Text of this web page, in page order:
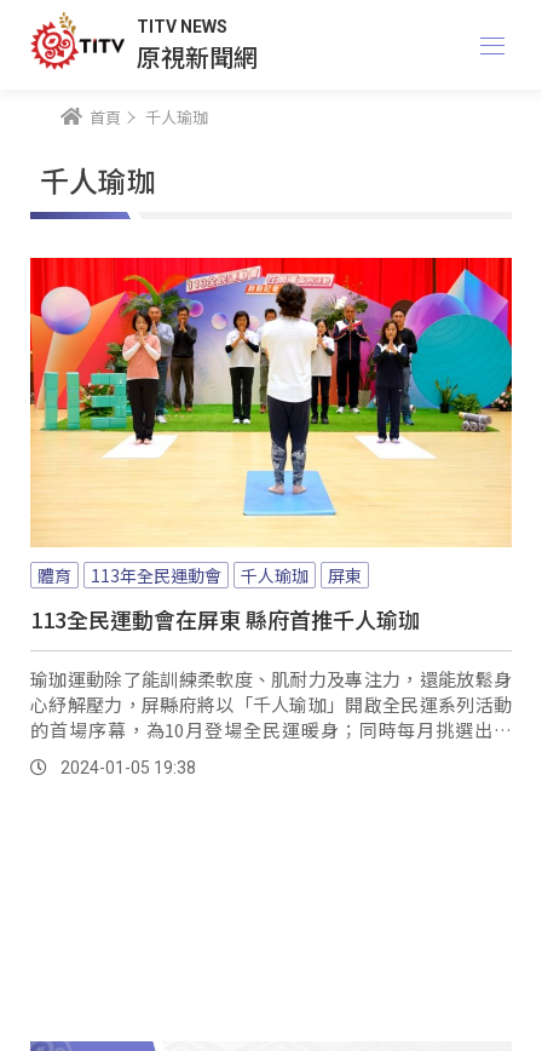
TITV NEWS
原視新聞網
首頁 千人瑜珈
千人瑜珈
體育 113年全民運動會 千人瑜珈 屏東
113全民運動會在屏東 縣府首推千人瑜珈
瑜珈運動除了能訓練柔軟度、肌耐力及專注力，還能放鬆身
心紓解壓力，屏縣府將以「千人瑜珈」開啟全民運系列活動
的首場序幕，為10月登場全民運暖身；同時每月挑選出瑜
珈、自行車及健走等競賽項目，提供民眾一起來體驗，增添
民眾對全民運的參與感。
2024-01-05 19:38